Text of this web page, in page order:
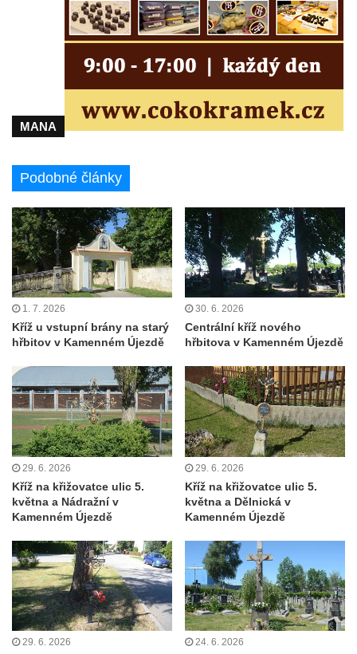
Centrální kříž na novém hřbitově ve
Vilémově
křížové cestě ve Vilémově
Kříž u cesty mezi Růžovou a Kamenickou
Strání
Kříže ve Frýdlantu
Kříž na Křížové cestě na Křížovém vrchu ve
Frýdlantu
Centrální kříž hřbitova ve Sloupu v Čechách
Kříž u koryta náhonu na Chřibské Kamenici
Kříž na Strážném vrchu v Rumburku
Kříž poblíž Ovčího mostu u Tisové
Kříž u kaple svatých Cyrila a Metoděje v
Kříž na zahradě u domu ev. č. 11 v
Kunraticích u Šluknova
Kříž naproti domu čp. 34 v Kunraticích u
Šluknova
Kříž u polní cesty mezi Šluknovem a
Knížecím
Školní kříž u polní cesty nad Lipovou ulicí v
Boží muka Anděl strážce v Kostelní ulici v
Rychnově u Jablonce nad Nisou
Centrální kříž bývalého hřbitova u kostela
svatého Václava v Rychnově u Jablonce
nad Nisou
MANA
Podobné články
1. 7. 2026
Kříž u vstupní brány na starý
hřbitov v Kamenném Újezdě
30. 6. 2026
Centrální kříž nového
hřbitova v Kamenném Újezdě
29. 6. 2026
Kříž na křižovatce ulic 5.
května a Nádražní v
Kamenném Újezdě
29. 6. 2026
Kříž na křižovatce ulic 5.
května a Dělnická v
Kamenném Újezdě
29. 6. 2026 24. 6. 2026